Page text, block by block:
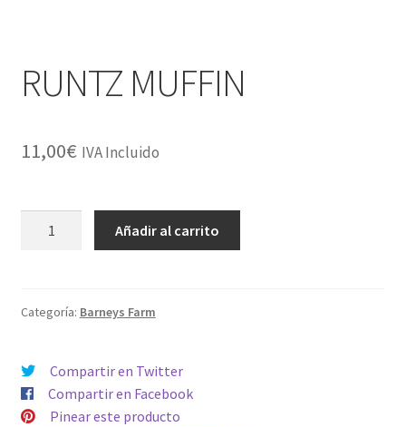
RUNTZ MUFFIN
11,00€ IVA Incluido
Añadir al carrito
Categoría: Barneys Farm
Compartir en Twitter
Compartir en Facebook
Pinear este producto